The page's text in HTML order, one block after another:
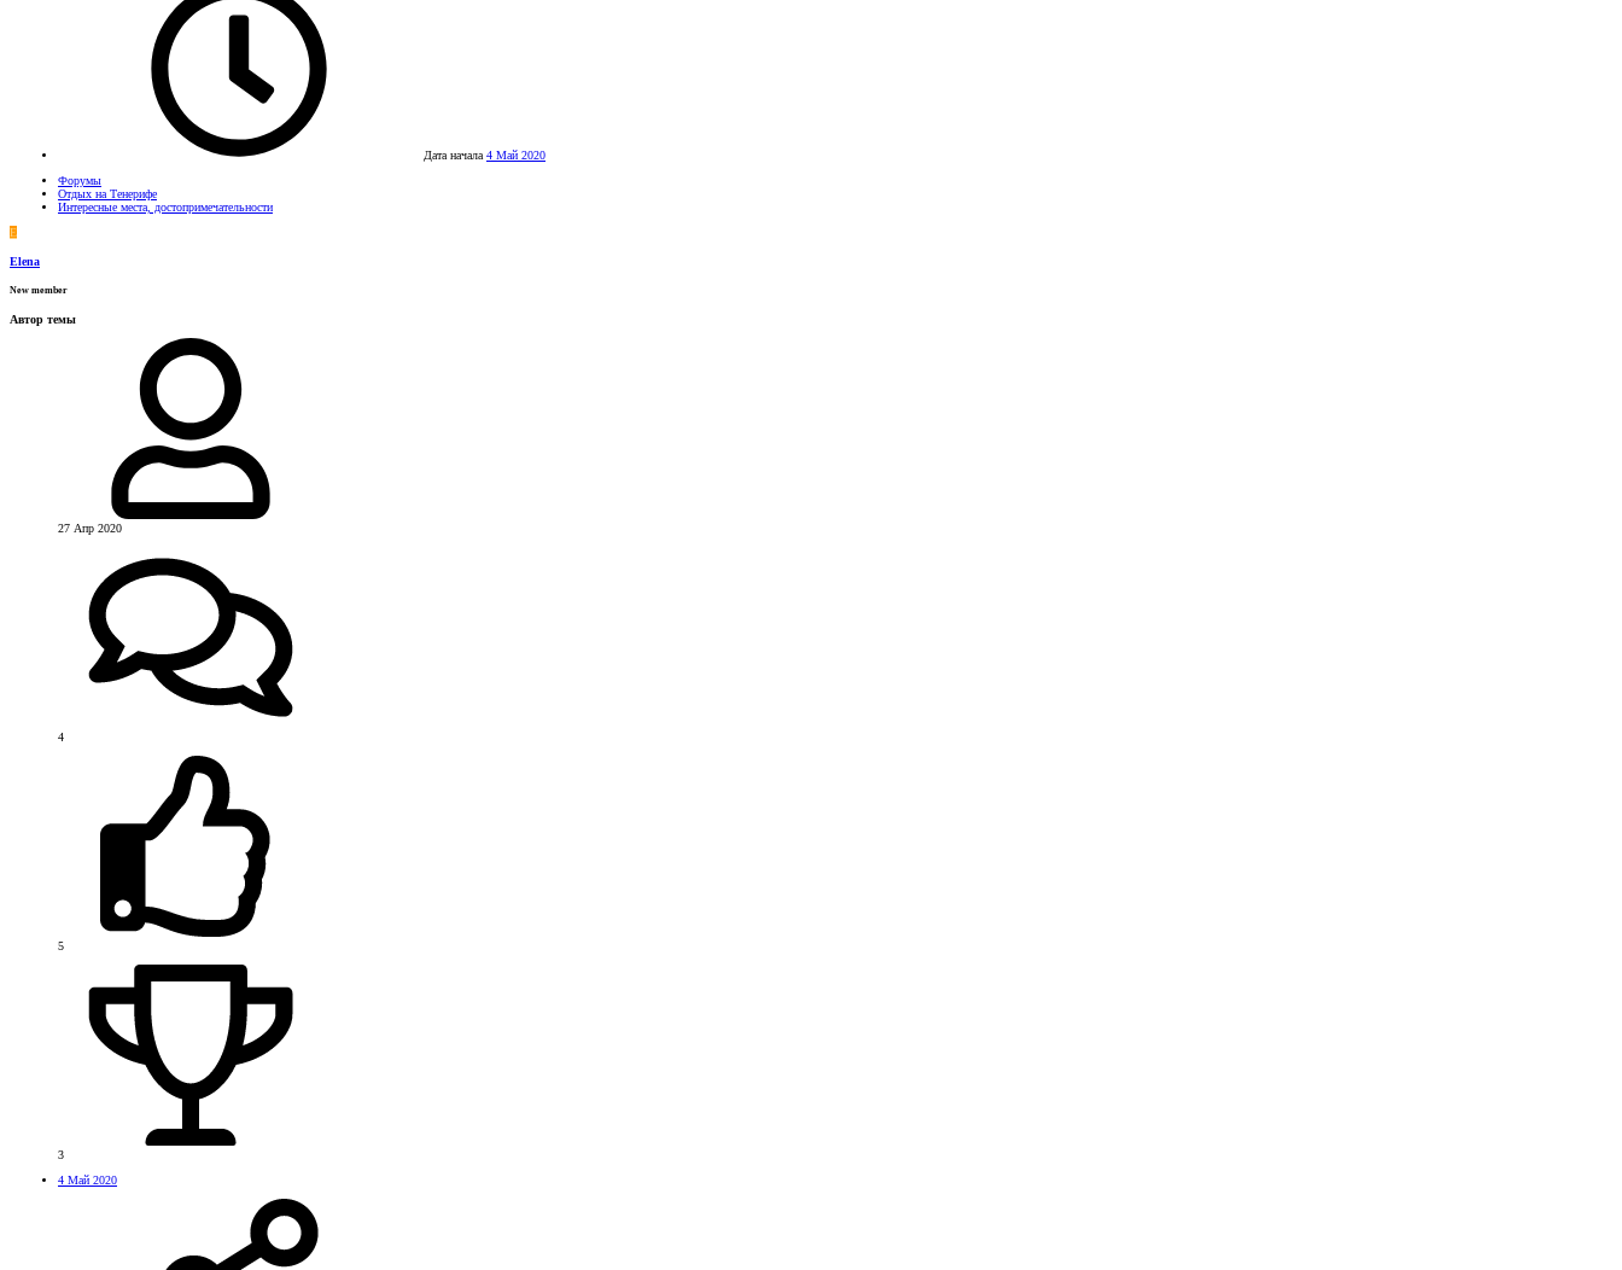
Дата начала 4 Май 2020
Форумы
Отдых на Тенерифе
Интересные места, достопримечательности
E
Elena
New member
Автор темы
27 Апр 2020
4
5
3
4 Май 2020